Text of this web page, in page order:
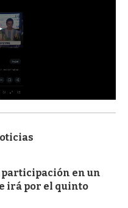
participación en un
irá por el quinto